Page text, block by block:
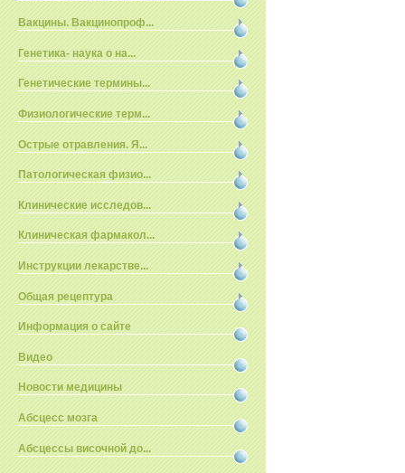
Вакцины. Вакцинопроф...
Генетика- наука о на...
Генетические термины...
Физиологические терм...
Острые отравления. Я...
Патологическая физио...
Клинические исследов...
Клиническая фармакол...
Инструкции лекарстве...
Общая рецептура
Информация о сайте
Видео
Новости медицины
Абсцесс мозга
Абсцессы височной до...